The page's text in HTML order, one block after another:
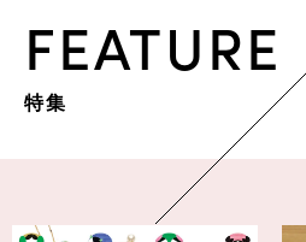
FEATURE
特集